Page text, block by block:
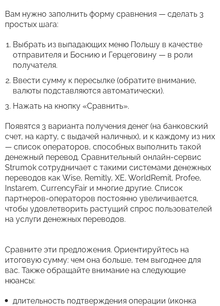
Вам нужно заполнить форму сравнения — сделать 3
простых шага:
Выбрать из выпадающих меню Польшу в качестве
отправителя и Боснию и Герцеговину — в роли
получателя.
Ввести сумму к пересылке (обратите внимание,
валюты подставляются автоматически).
Нажать на кнопку «Сравнить».
Появятся 3 варианта получения денег (на банковский
счет, на карту, с выдачей наличных), и к каждому из них
— список операторов, способных выполнить такой
денежный перевод. Сравнительный онлайн-сервис
Strumok сотрудничает с такими системами денежных
переводов как Wise, Remitly, XE, WorldRemit, Profee,
Instarem, CurrencyFair и многие другие. Список
партнеров-операторов постоянно увеличивается,
чтобы удовлетворить растущий спрос пользователей
на услуги денежных переводов.
Сравните эти предложения. Ориентируйтесь на
итоговую сумму: чем она больше, тем выгоднее для
вас. Также обращайте внимание на следующие
нюансы:
длительность подтверждения операции (иконка